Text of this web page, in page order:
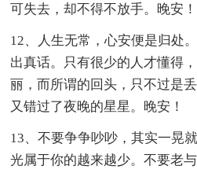
可失去，却不得不放手。晚安！
12、人生无常，心安便是归处
出真话。只有很少的人才懂得
丽，而所谓的回头，只不过是
又错过了夜晚的星星。晚安！
13、不要争争吵吵，其实一晃
光属于你的越来越少。不要老